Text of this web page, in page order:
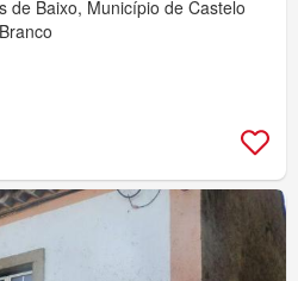
de Baixo, Município de Castelo